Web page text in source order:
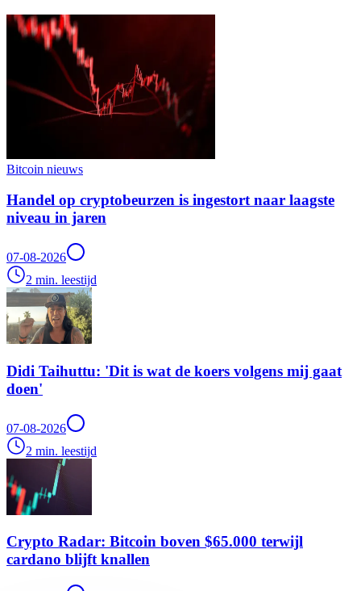
Bitcoin nieuws
Handel op cryptobeurzen is ingestort naar laagste
niveau in jaren
07-08-2026
2 min. leestijd
Didi Taihuttu: 'Dit is wat de koers volgens mij gaat
doen'
07-08-2026
2 min. leestijd
Crypto Radar: Bitcoin boven $65.000 terwijl
cardano blijft knallen